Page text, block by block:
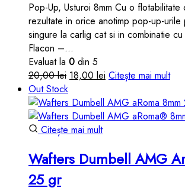
Pop-Up, Usturoi 8mm Cu o flotabilitate
rezultate in orice anotimp pop-up-
singure la carlig cat si in combinatie
Flacon –…
Evaluat la 0 din 5
20,00lei Prețul
a
fost:
20,00 lei.
18,00 lei Prețul
este:
18,00 lei.
Citește mai mult
Out Stock
Citește mai mult
Wafters Dumbell AMG
25 gr